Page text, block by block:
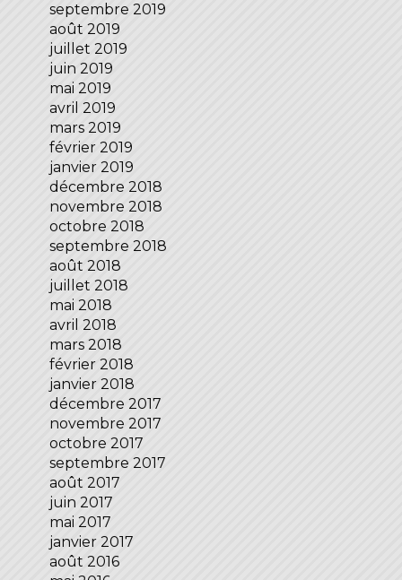
septembre 2019
août 2019
juillet 2019
juin 2019
mai 2019
avril 2019
mars 2019
février 2019
janvier 2019
décembre 2018
novembre 2018
octobre 2018
septembre 2018
août 2018
juillet 2018
mai 2018
avril 2018
mars 2018
février 2018
janvier 2018
décembre 2017
novembre 2017
octobre 2017
septembre 2017
août 2017
juin 2017
mai 2017
janvier 2017
août 2016